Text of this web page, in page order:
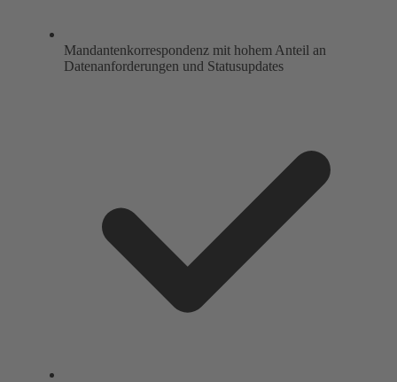
Mandantenkorrespondenz mit hohem Anteil an
Datenanforderungen und Statusupdates